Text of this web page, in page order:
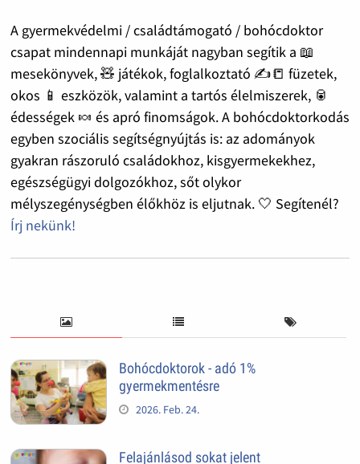
A gyermekvédelmi / családtámogató / bohócdoktor
csapat mindennapi munkáját nagyban segítik a 📖
mesekönyvek, 🧸 játékok, foglalkoztató ✍️📒 füzetek,
okos 📱 eszközök, valamint a tartós élelmiszerek, 🥫
édességek 🍬 és apró finomságok. A bohócdoktorkodás
egyben szociális segítségnyújtás is: az adományok
gyakran rászoruló családokhoz, kisgyermekekhez,
egészségügyi dolgozókhoz, sőt olykor
mélyszegénységben élőkhöz is eljutnak. 🤍 Segítenél?
Írj nekünk!
Bohócdoktorok - adó 1%
gyermekmentésre
2026. Feb. 24.
Felajánlásod sokat jelent